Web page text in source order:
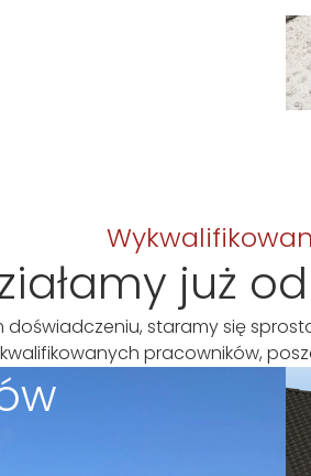
już
doświadczeniu, staramy się
pracowników,